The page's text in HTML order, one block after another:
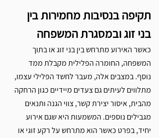
תקיפה בנסיבות מחמירות בין
בני זוג ובמסגרת המשפחה
כאשר האירוע מתרחש בין בני זוג או בתוך
המשפחה, החומרה הפלילית מקבלת ממד
נוסף. במצבים אלה, מעבר לחשד הפלילי עצמו,
מתלווים לעיתים גם צעדים מיידיים כגון הרחקה
מהבית, איסור יצירת קשר, צווי הגנה ותנאים
מגבילים נוספים. המשמעות היא שגם אירוע
יחיד, בפרט כאשר הוא מתרחש על רקע זוגי או